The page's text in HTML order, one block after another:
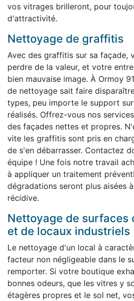
vos vitrages brilleront, pour
d'attractivité.
Nettoyage de graffitis
Avec des graffitis sur sa façade,
perdre de la valeur, et votre
bien mauvaise image. À Ormoy
de nettoyage sait faire
types, peu importe le support
réalisés. Offrez-vous nos
des façades nettes et propres.
vite les graffitis sont pris en
de s'en débarrasser. Contactez
équipe ! Une fois notre travail
à appliquer un traitement
dégradations seront plus aisées
récidive.
Nettoyage de surfaces
et de locaux industriels
Le nettoyage d'un local à
facteur non négligeable dans le
remporter. Si votre boutique
bonnes odeurs, que les vitres y
étagères propres et le sol net,